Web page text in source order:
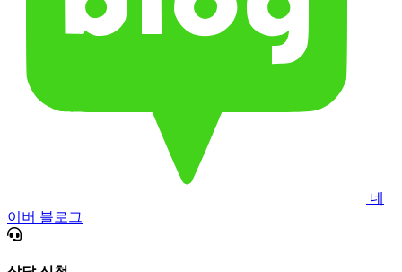
네
이버 블로그